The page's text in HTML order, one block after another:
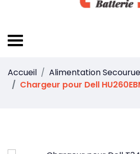
Accueil Alimentation Secourue
Chargeur pour Dell